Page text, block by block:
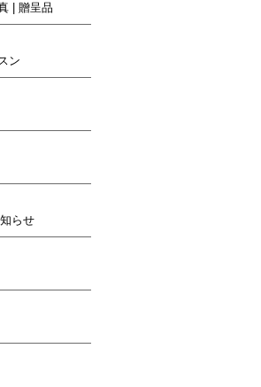
| 贈呈品
ン
らせ